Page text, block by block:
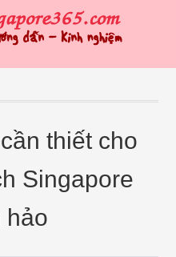
thiết cho
Singapore
hảo